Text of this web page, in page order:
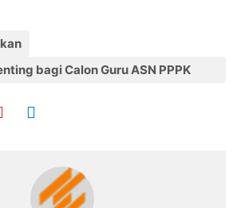
bagi Calon Guru ASN PPPK